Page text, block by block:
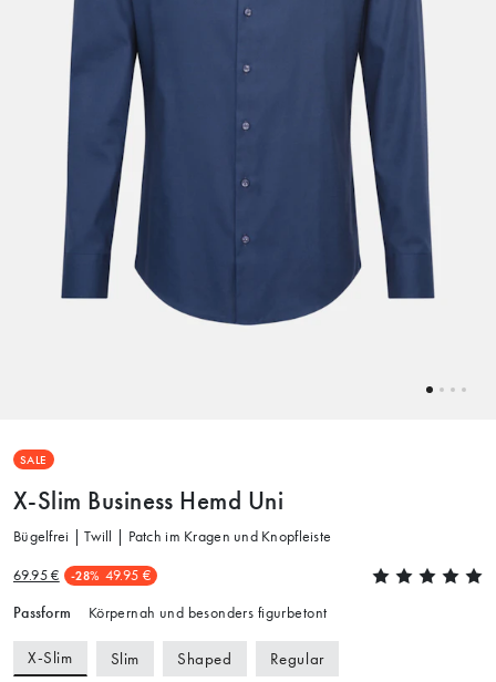
SALE
X-Slim Business Hemd Uni
Bügelfrei | Twill | Patch im Kragen und Knopfleiste
69.95 € -28% 49.95 €
Passform Körpernah und besonders figurbetont
X-Slim Slim Shaped Regular